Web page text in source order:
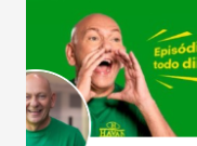
confraternizações de
Salário para um
país tem a menor taxa
Ainda segundo a
bares e restaurantes